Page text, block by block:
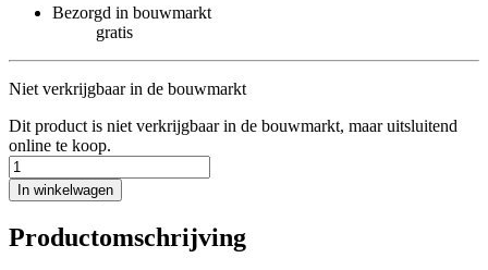
Bezorgd in bouwmarkt
gratis
Niet verkrijgbaar in de bouwmarkt
Dit product is niet verkrijgbaar in de bouwmarkt, maar uitsluitend
online te koop.
In winkelwagen
Productomschrijving